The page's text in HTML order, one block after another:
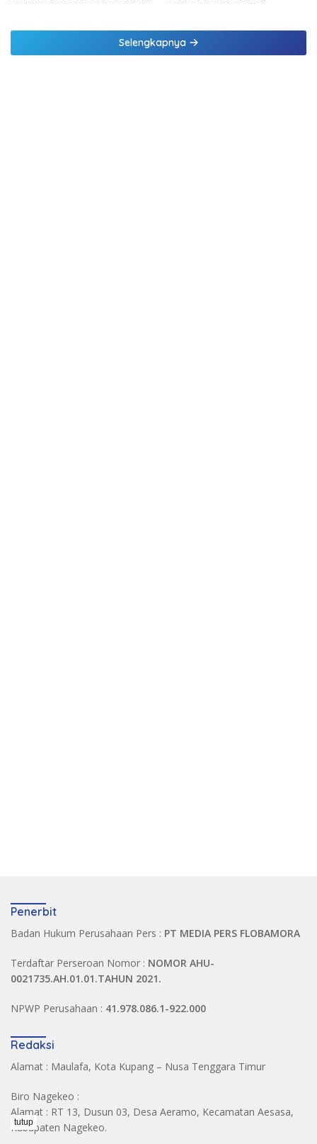
Selengkapnya
Penerbit
Badan Hukum Perusahaan Pers : PT MEDIA PERS FLOBAMORA
Terdaftar Perseroan Nomor : NOMOR AHU-
0021735.AH.01.01.TAHUN 2021.
NPWP Perusahaan : 41.978.086.1-922.000
Redaksi
Alamat : Maulafa, Kota Kupang – Nusa Tenggara Timur
Biro Nagekeo :
Alamat : RT 13, Dusun 03, Desa Aeramo, Kecamatan Aesasa,
Kabupaten Nagekeo.
tutup